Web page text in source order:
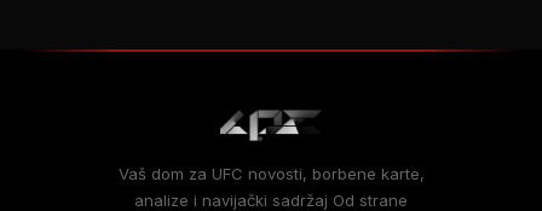
Vaš dom za UFC novosti, borbene karte,
analize i navijački sadržaj Od strane